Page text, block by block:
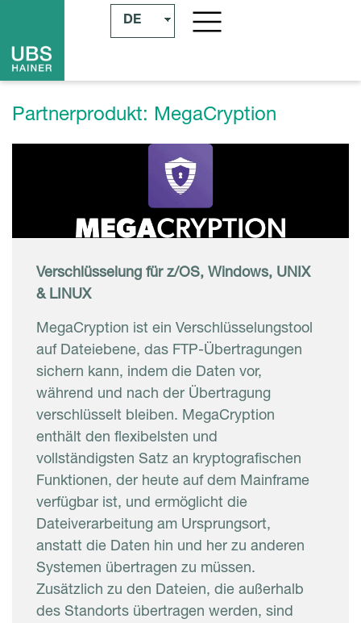
DE
Partnerprodukt: MegaCryption
Verschlüsselung für z/OS, Windows, UNIX
& LINUX
MegaCryption ist ein Verschlüsselungstool
auf Dateiebene, das FTP-Übertragungen
sichern kann, indem die Daten vor,
während und nach der Übertragung
verschlüsselt bleiben. MegaCryption
enthält den flexibelsten und
vollständigsten Satz an kryptografischen
Funktionen, der heute auf dem Mainframe
verfügbar ist, und ermöglicht die
Dateiverarbeitung am Ursprungsort,
anstatt die Daten hin und her zu anderen
Systemen übertragen zu müssen.
Zusätzlich zu den Dateien, die außerhalb
des Standorts übertragen werden, sind